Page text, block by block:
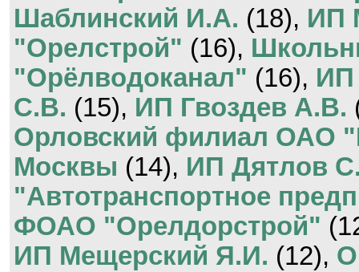
Шаблинский И.А. (18), ИП
"Орелстрой" (16),
"Орёлводоканал" (16), ИП
С.В. (15), ИП Гвоздев А.В.
Орловский филиал ОАО
Москвы (14), ИП Дятлов
"Автотранспортное
ФОАО "Орелдорстрой"
ИП Мещерский Я.И. (12),